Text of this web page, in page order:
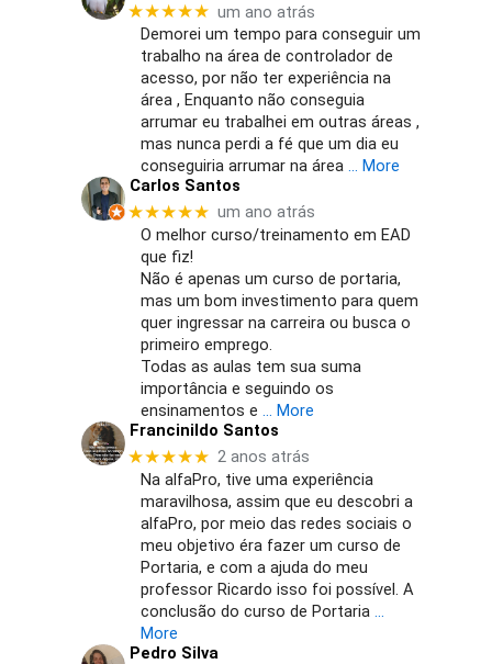
★★★★★ um ano atrás
Demorei um tempo para conseguir um
trabalho na área de controlador de
acesso, por não ter experiência na
área , Enquanto não conseguia
arrumar eu trabalhei em outras áreas ,
mas nunca perdi a fé que um dia eu
conseguiria arrumar na área … More
Carlos Santos
★★★★★ um ano atrás
O melhor curso/treinamento em EAD
que fiz!
Não é apenas um curso de portaria,
mas um bom investimento para quem
quer ingressar na carreira ou busca o
primeiro emprego.
Todas as aulas tem sua suma
importância e seguindo os
ensinamentos e … More
Francinildo Santos
★★★★★ 2 anos atrás
Na alfaPro, tive uma experiência
maravilhosa, assim que eu descobri a
alfaPro, por meio das redes sociais o
meu objetivo éra fazer um curso de
Portaria, e com a ajuda do meu
professor Ricardo isso foi possível. A
conclusão do curso de Portaria …
More
Pedro Silva